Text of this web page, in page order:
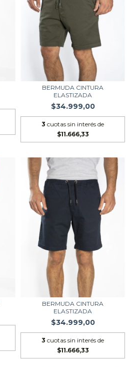
BERMUDA CINTURA
ELASTIZADA
$34.999,00
3 cuotas sin interés de
$11.666,33
BERMUDA CINTURA
ELASTIZADA
$34.999,00
3 cuotas sin interés de
$11.666,33